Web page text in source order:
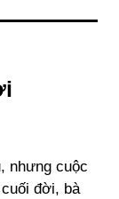
nhưng cuộc
đời, bà